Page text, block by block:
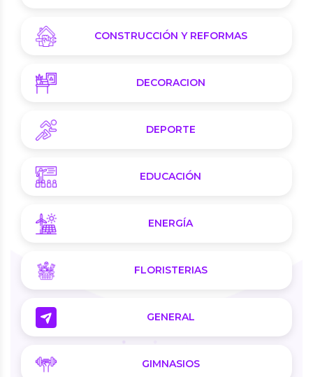
CONSTRUCCIÓN Y REFORMAS
DECORACION
DEPORTE
EDUCACIÓN
ENERGÍA
FLORISTERIAS
GENERAL
GIMNASIOS